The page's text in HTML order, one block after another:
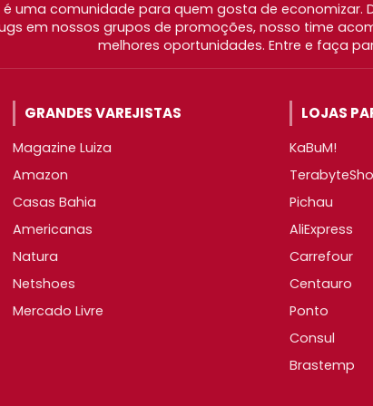
é uma comunidade para quem gosta de economizar.
em nossos grupos de promoções, nosso time
melhores oportunidades. Entre e faça
GRANDES VAREJISTAS
Magazine Luiza
Amazon
Casas Bahia
Americanas
Natura
Netshoes
Mercado Livre
LOJAS
KaBuM!
Pichau
AliExpress
Carrefour
Centauro
Ponto
Consul
Brastemp